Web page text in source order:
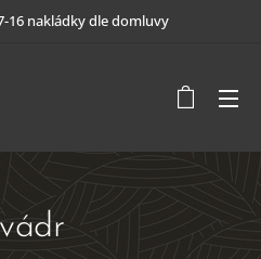
16 nakládky dle domluvy